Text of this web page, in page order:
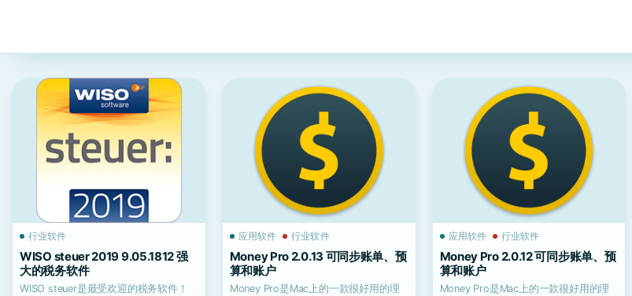
行业软件
WISO steuer 2019 9.05.1812 强
大的税务软件
WISO steuer是最受欢迎的税务软件！
应用软件 行业软件
Money Pro 2.0.13 可同步账单、预
算和账户
Money Pro是Mac上的一款很好用的理
应用软件 行业软件
Money Pro 2.0.12 可同步账单、预
算和账户
Money Pro是Mac上的一款很好用的理